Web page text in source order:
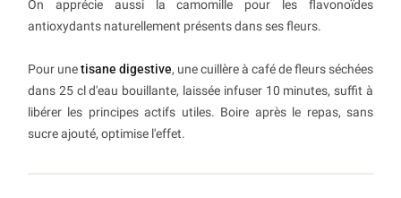
On apprécie aussi la camomille pour les flavonoïdes
antioxydants naturellement présents dans ses fleurs.
Pour unetisane digestive, une cuillère à café de fleurs séchées
dans 25 cl d'eau bouillante, laissée infuser 10 minutes, suffit à
libérer les principes actifs utiles. Boire après le repas, sans
sucre ajouté, optimise l'effet.